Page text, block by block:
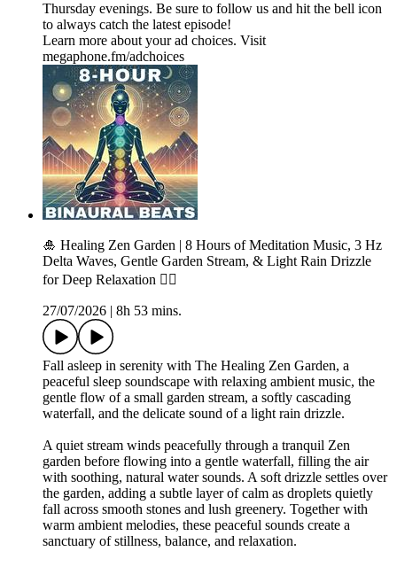
Thursday evenings. Be sure to follow us and hit the bell icon
to always catch the latest episode!
Learn more about your ad choices. Visit
megaphone.fm/adchoices
🎍 Healing Zen Garden | 8 Hours of Meditation Music, 3 Hz
Delta Waves, Gentle Garden Stream, & Light Rain Drizzle
for Deep Relaxation 🧘‍♀️
27/07/2026 8h 53 mins.
Fall asleep in serenity with The Healing Zen Garden, a
peaceful sleep soundscape with relaxing ambient music, the
gentle flow of a small garden stream, a softly cascading
waterfall, and the delicate sound of a light rain drizzle.
A quiet stream winds peacefully through a tranquil Zen
garden before flowing into a gentle waterfall, filling the air
with soothing, natural water sounds. A soft drizzle settles over
the garden, adding a subtle layer of calm as droplets quietly
fall across smooth stones and lush greenery. Together with
warm ambient melodies, these peaceful sounds create a
sanctuary of stillness, balance, and relaxation.